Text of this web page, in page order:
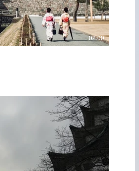
02:00